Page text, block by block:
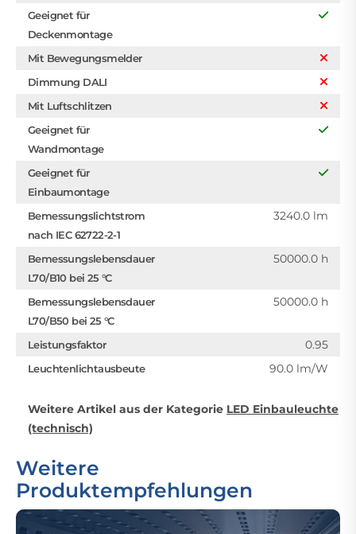
Geeignet für
Deckenmontage
Mit Bewegungsmelder
Dimmung DALI
Mit Luftschlitzen
Geeignet für
Wandmontage
Geeignet für
Einbaumontage
Bemessungslichtstrom
nach IEC 62722-2-1
3240.0 lm
Bemessungslebensdauer
L70/B10 bei 25 °C
50000.0 h
Bemessungslebensdauer
L70/B50 bei 25 °C
50000.0 h
Leistungsfaktor 0.95
Leuchtenlichtausbeute 90.0 lm/W
Weitere Artikel aus der Kategorie LED Einbauleuchte
(technisch)
Weitere
Produktempfehlungen